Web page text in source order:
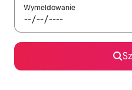
Wymeldowanie